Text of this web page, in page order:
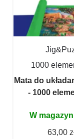
1000
Mata do
- 1000
W
63,00